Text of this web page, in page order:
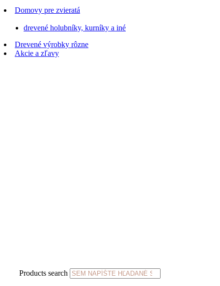
Domovy pre zvieratá
drevené holubníky, kurníky a iné
Drevené výrobky rôzne
Akcie a zľavy
Products search